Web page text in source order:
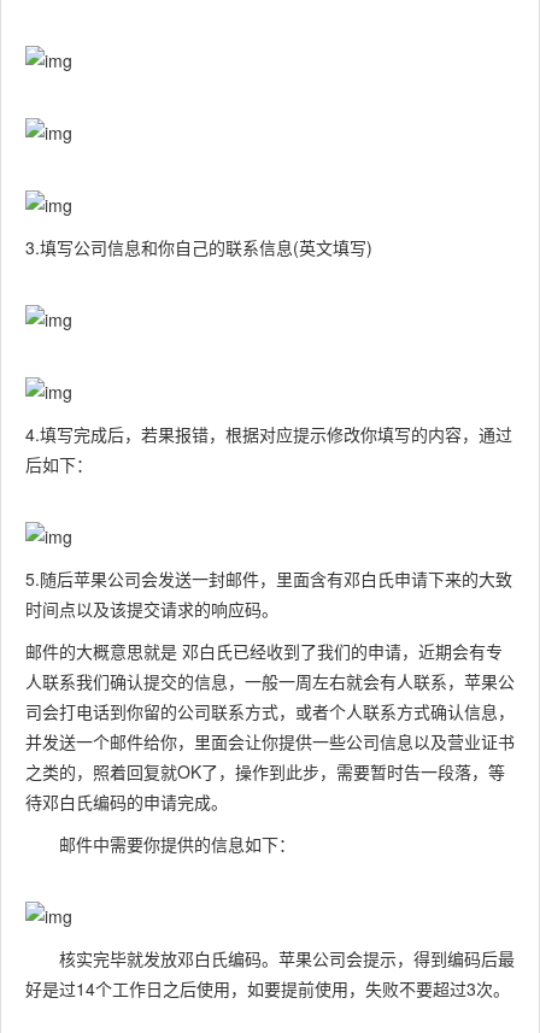
3.填写公司信息和你自己的联系信息(英文填写)
4.填写完成后，若果报错，根据对应提示修改你填写的内容，通过
后如下：
5.随后苹果公司会发送一封邮件，里面含有邓白氏申请下来的大致
时间点以及该提交请求的响应码。
邮件的大概意思就是 邓白氏已经收到了我们的申请，近期会有专
人联系我们确认提交的信息，一般一周左右就会有人联系，苹果公
司会打电话到你留的公司联系方式，或者个人联系方式确认信息，
并发送一个邮件给你，里面会让你提供一些公司信息以及营业证书
之类的，照着回复就OK了，操作到此步，需要暂时告一段落，等
待邓白氏编码的申请完成。
邮件中需要你提供的信息如下：
核实完毕就发放邓白氏编码。苹果公司会提示，得到编码后最
好是过14个工作日之后使用，如要提前使用，失败不要超过3次。